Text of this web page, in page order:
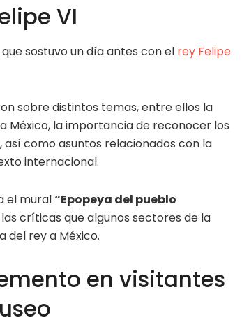
VI
sostuvo un día antes con el rey Felipe
sobre distintos temas, entre ellos la
México, la importancia de reconocer los
como asuntos relacionados con la
internacional.
el mural“Epopeya del pueblo
críticas que algunos sectores de la
del rey a México.
en visitantes